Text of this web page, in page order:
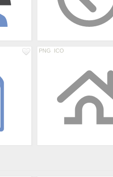
PNG ICO